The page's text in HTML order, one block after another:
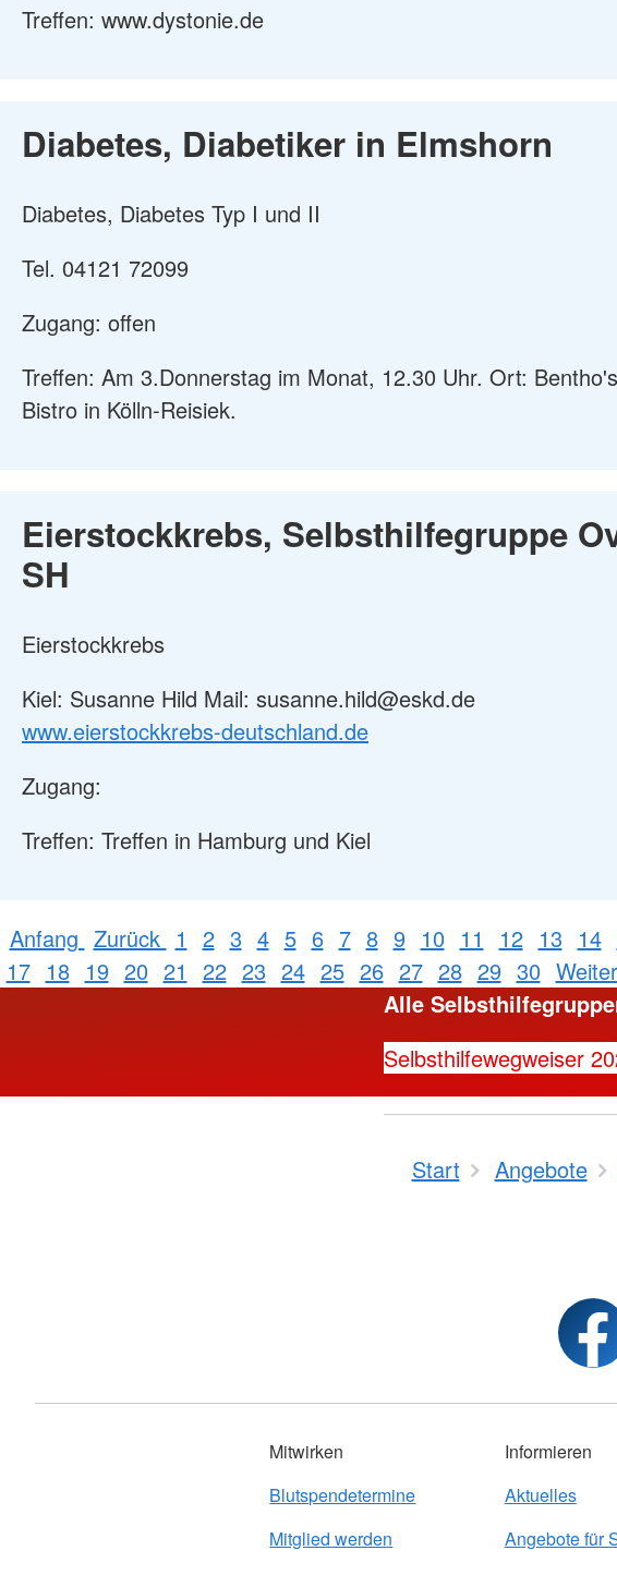
Treffen: www.dystonie.de
Diabetes, Diabetiker in Elmshorn
Diabetes, Diabetes Typ I und II
Tel. 04121 72099
Zugang: offen
Treffen: Am 3.Donnerstag im Monat, 12.30 Uhr. Ort: Bentho's
Bistro in Kölln-Reisiek.
Eierstockkrebs, Selbsthilfegruppe
SH
Eierstockkrebs
Kiel: Susanne Hild Mail: susanne.hild@eskd.de
www.eierstockkrebs-deutschland.de
Zugang:
Treffen: Treffen in Hamburg und Kiel
Anfang Zurück 1 2 3 4 5 6 7 8 9 10 11 12 13 14
17 18 19 20 21 22 23 24 25 26 27 28 29 30 Weiter
Alle
Selbsthilfewegweiser
Start Angebote
Mitwirken
Blutspendetermine
Mitglied werden
Informieren
Aktuelles
Angebote für